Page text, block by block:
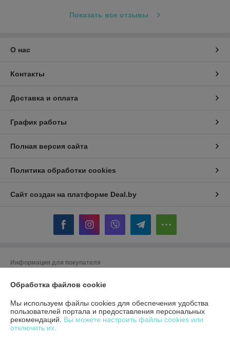
Показать все отзывы
О нас
Контакты
Доставка и оплата
График работы
Полная версия сайта
Политика обработки cookies
Сайт создан на платформе Deal.by
Информация для покупателя
«УайВиСистемс»
Регистрационный номер ЕГР: 193739513
УНП: 193739513
Обработка файлов cookie
Мы используем файлы cookies для обеспечения удобства
пользователей портала и предоставления персональных
рекомендаций. Вы можете настроить файлы cookies или
отключить их.